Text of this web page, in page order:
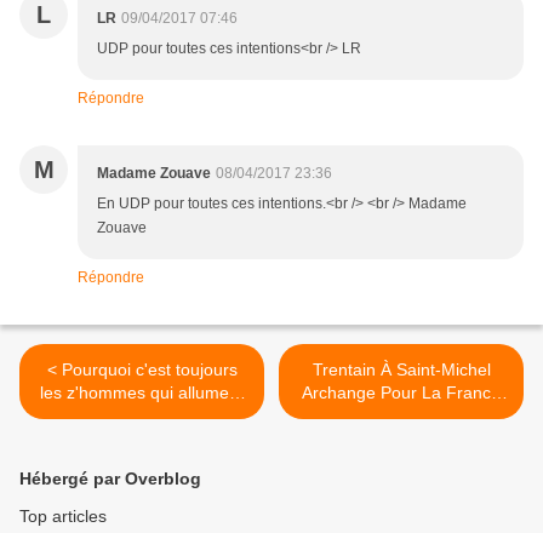
L LR 09/04/2017 07:46
UDP pour toutes ces intentions<br /> LR
Répondre
M Madame Zouave 08/04/2017 23:36
En UDP pour toutes ces intentions.<br /> <br /> Madame
Zouave
Répondre
< Pourquoi c'est toujours
les z'hommes qui allument
le feu ?
Trentain À Saint-Michel
Archange Pour La France
Du 8 Avril Au 8 Mai (Fête
Hébergé par Overblog
Top articles